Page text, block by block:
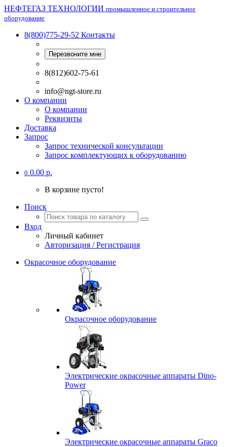
НЕФТЕГАЗ ТЕХНОЛОГИИ промышленное и строительное
оборудование
8(800)775-29-52 Контакты
Перезвоните мне
8(812)602-75-61
info@ngt-store.ru
О компании
О компании
Реквизиты
Доставка
Запрос
Запрос технической консультации
Запрос комплектующих к оборудованию
0 0.00 р.
В корзине пусто!
Поиск
Вход
Личный кабинет
Авторизация / Регистрация
Окрасочное оборудование
Окрасочное оборудование
Электрические окрасочные аппараты Dino-
Power
Электрические окрасочные аппараты Graco